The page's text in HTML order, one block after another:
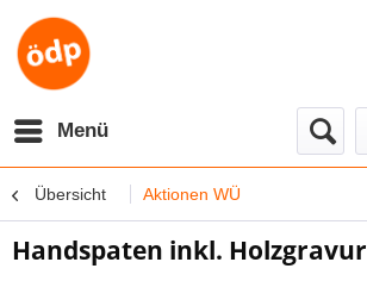
Menü
Übersicht Aktionen WÜ
Handspaten inkl. Holzgravur